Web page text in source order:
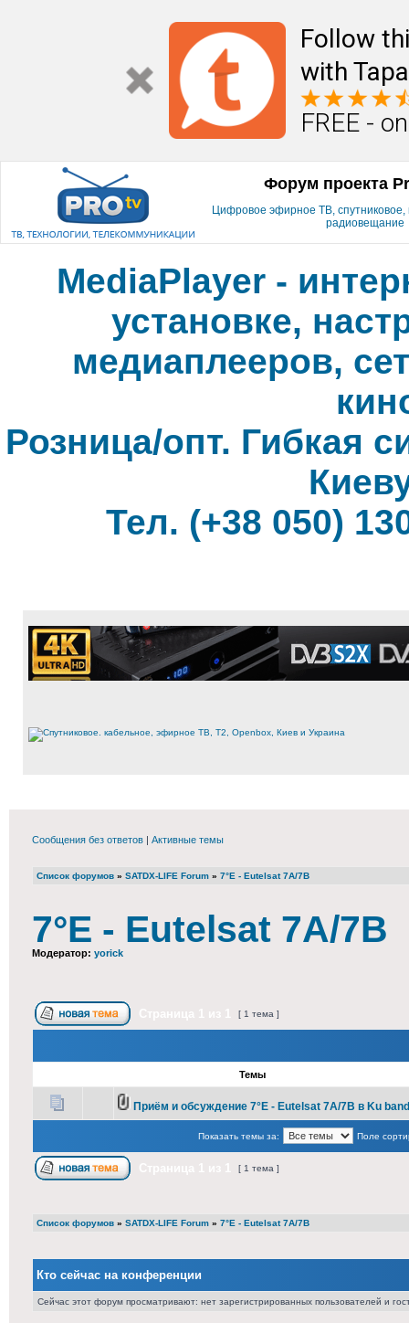
Follow
with
FREE -
Форум проекта
Цифровое эфирное ТВ, спутниковое,
радиовещание
MediaPlayer -
установке,
медиаплееров,
Розница/опт. Гибкая
Тел. (+38 050)
Сообщения без ответов | Активные темы
Список форумов » SATDX-LIFE Forum » 7°E - Eutelsat 7A/7B
7°E - Eutelsat 7A/7B
Модератор: yorick
[ 1 тема ]
Темы
Приём и обсуждение 7°E - Eutelsat 7A/7B в Ku band
Показать темы за: Поле
[ 1 тема ]
Список форумов » SATDX-LIFE Forum » 7°E - Eutelsat 7A/7B
Кто сейчас на конференции
Сейчас этот форум просматривают: нет зарегистрированных пользователей и